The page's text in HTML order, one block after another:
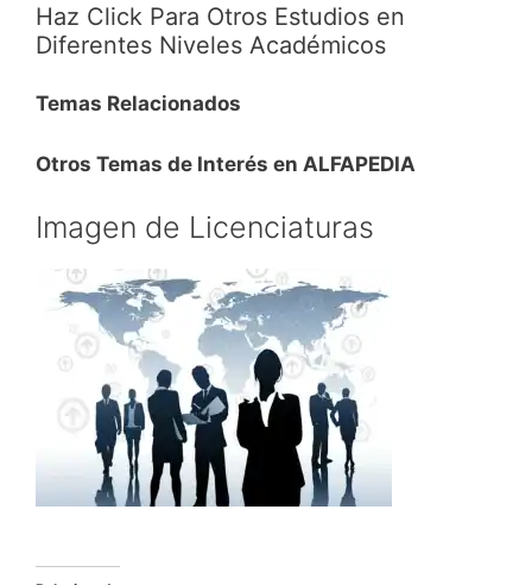
Haz Click Para Otros Estudios en
Diferentes Niveles Académicos
Temas Relacionados
Otros Temas de Interés en ALFAPEDIA
Imagen de Licenciaturas